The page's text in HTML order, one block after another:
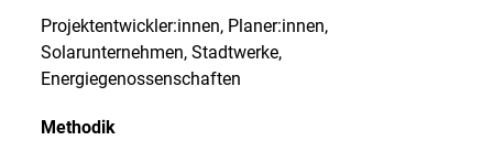
Projektentwickler:innen, Planer:innen,
Solarunternehmen, Stadtwerke,
Energiegenossenschaften
Methodik